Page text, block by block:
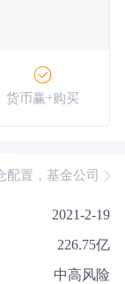
货币赢+购买
配置，基金公司
2021-2-19
226.75亿
中高风险